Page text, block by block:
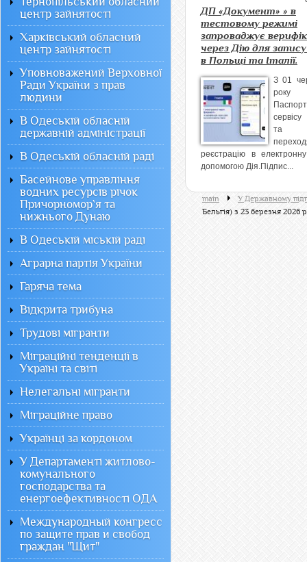
ДП «Документ» » в
тестовому режимі
запроваджує
через Дію для
в Польщі та Італії.
З 01
року
та
реєстрацію в
допомогою Дія.Підпис...
main
У Державному
Бельгія) з 23 березня 2026
центр зайнятості
Харківський обласний
центр зайнятості
Уповноважений Верховної
Ради України з прав
людини
В Одеській обласній
державній адміністрації
В Одеській обласній раді
Басейнове управління
водних ресурсів річок
Причорномор`я та
нижнього Дунаю
В Одеській міській раді
Аграрна партія України
Гаряча тема
Відкрита трибуна
Трудові мігранти
Міграційні тенденції в
Україні та світі
Нелегальні мігранти
Міграційне право
Українці за кордоном
У Департаменті житлово-
комунального
господарства та
енергоефективності ОДА
Международный конгресс
по защите прав и свобод
граждан "Щит"